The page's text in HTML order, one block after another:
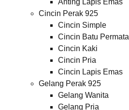
Anting Lapis Emas
Cincin Perak 925
Cincin Simple
Cincin Batu Permata
Cincin Kaki
Cincin Pria
Cincin Lapis Emas
Gelang Perak 925
Gelang Wanita
Gelang Pria